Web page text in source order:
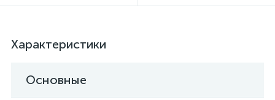
Характеристики
Основные